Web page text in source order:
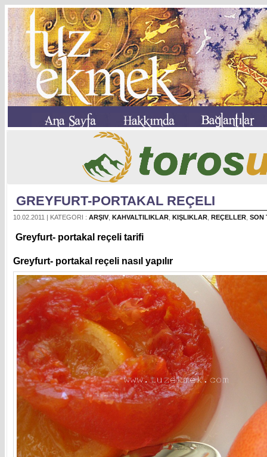
GREYFURT-PORTAKAL REÇELI
10.02.2011 | KATEGORI : ARŞIV, KAHVALTILIKLAR KIŞLIKLAR REÇELLER SON
Greyfurt- portakal reçeli tarifi
Greyfurt- portakal reçeli nasıl yapılır